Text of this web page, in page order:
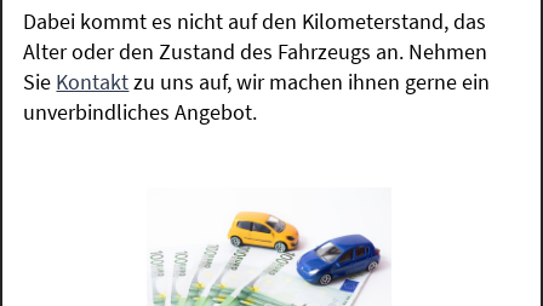
Dabei kommt es nicht auf den Kilometerstand, das
Alter oder den Zustand des Fahrzeugs an. Nehmen
Sie Kontaktzu uns auf, wir machen ihnen gerne ein
unverbindliches Angebot.